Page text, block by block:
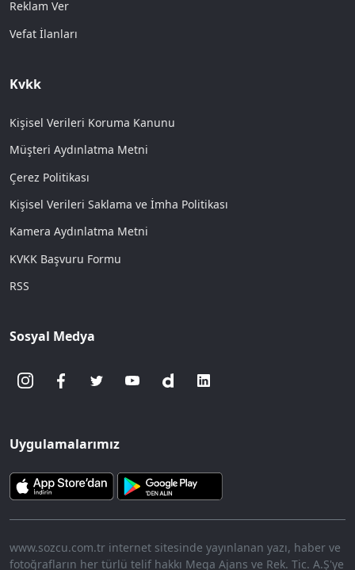
Reklam Ver
Vefat İlanları
Kvkk
Kişisel Verileri Koruma Kanunu
Müşteri Aydınlatma Metni
Çerez Politikası
Kişisel Verileri Saklama ve İmha Politikası
Kamera Aydınlatma Metni
KVKK Başvuru Formu
RSS
Sosyal Medya
Uygulamalarımız
www.sozcu.com.tr internet sitesinde yayınlanan yazı, haber ve
fotoğrafların her türlü telif hakkı Mega Ajans ve Rek. Tic. A.Ş'ye